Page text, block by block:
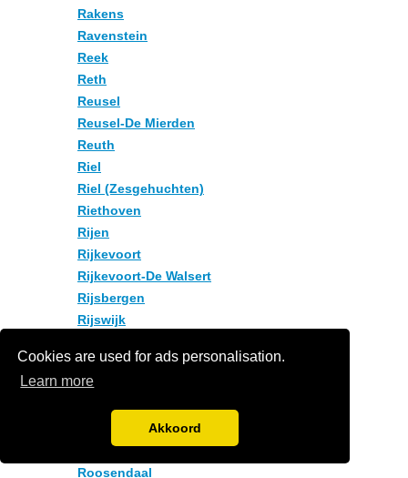
Cookies are used for ads personalisation.
Learn more
Akkoord
Rakens
Ravenstein
Reek
Reth
Reusel
Reusel-De Mierden
Reuth
Riel
Riel (Zesgehuchten)
Riethoven
Rijen
Rijkevoort
Rijkevoort-De Walsert
Rijsbergen
Rijswijk
Rijswijk nb
Rips
Roodevaart
Roosberg
Roosendaal